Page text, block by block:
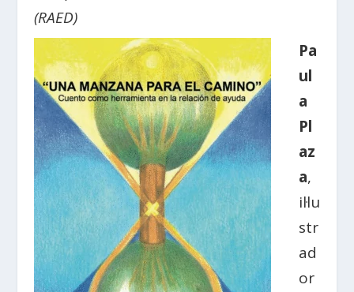
(RAED)
Pa
ul
a
Pl
az
a,
il·lu
str
ad
or